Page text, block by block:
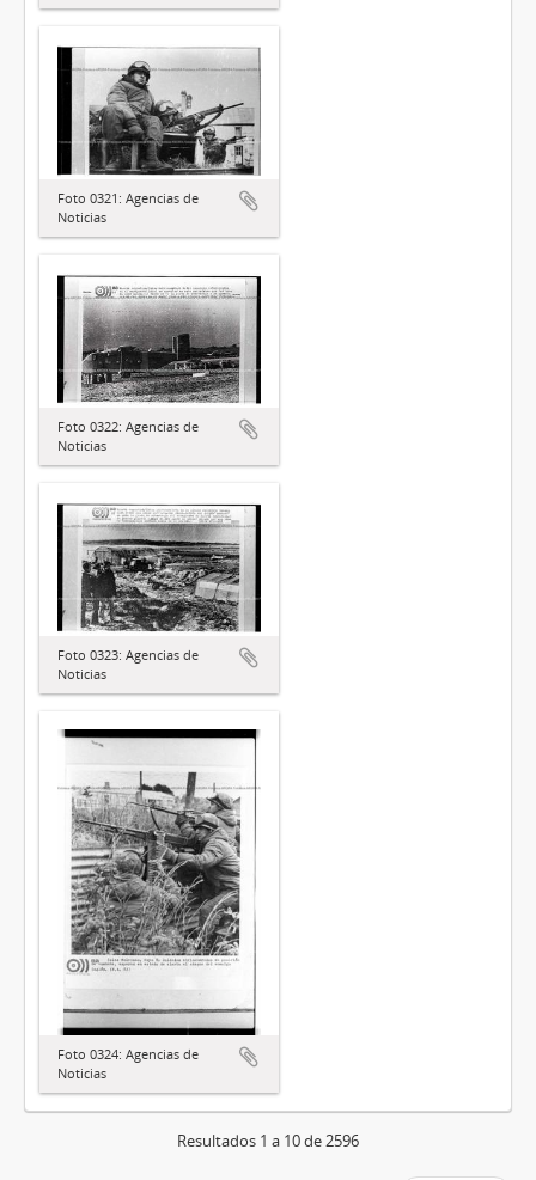
Foto 0321: Agencias de
Noticias
Foto 0322: Agencias de
Noticias
Foto 0323: Agencias de
Noticias
Foto 0324: Agencias de
Noticias
Resultados 1 a 10 de 2596